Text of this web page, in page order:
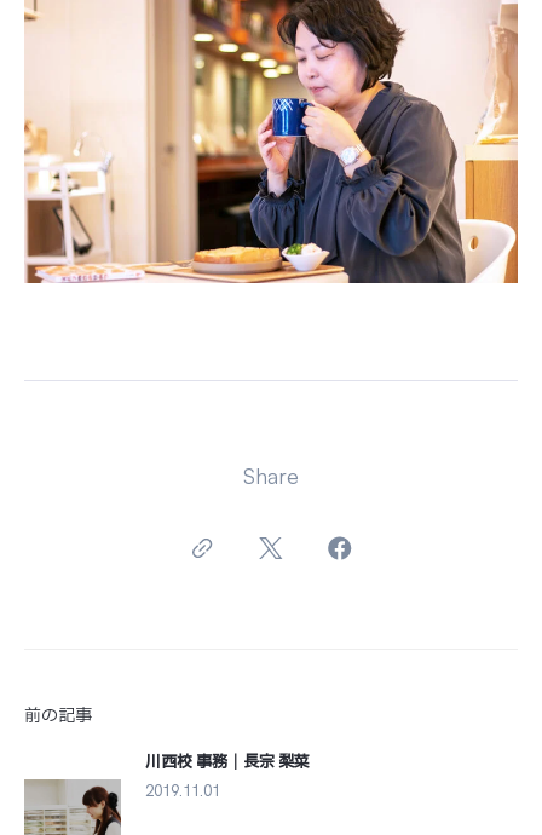
Share
前の記事
川西校 事務｜長宗 梨菜
2019.11.01